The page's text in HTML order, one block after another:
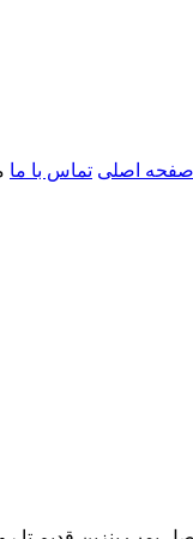
صفحه اصلی تماس با ما